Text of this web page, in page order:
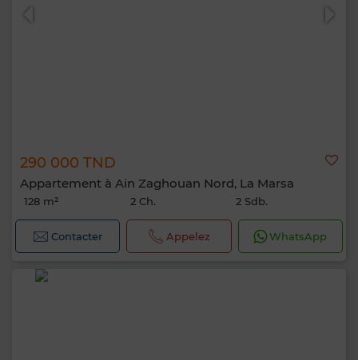
290 000 TND
Appartement à Ain Zaghouan Nord, La Marsa
128 m² 2 Ch. 2 Sdb.
Contacter Appelez WhatsApp